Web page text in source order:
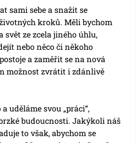
sami sebe a snažit se
kroků. Měli bychom
ze zcela jiného úhlu,
nebo něco či někoho
a zaměřit se na nová
možnost zvrátit i zdánlivě
uděláme svou „práci“,
budoucnosti. Jakýkoli náš
to však, abychom se